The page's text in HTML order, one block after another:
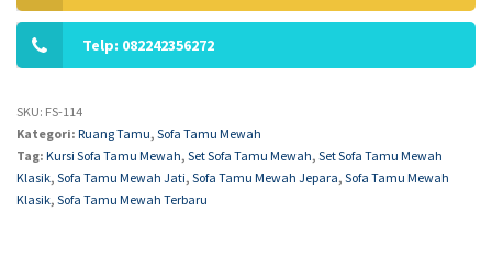
Telp: 082242356272
SKU: FS-114
Kategori: Ruang Tamu, Sofa Tamu Mewah
Tag: Kursi Sofa Tamu Mewah, Set Sofa Tamu Mewah, Set Sofa Tamu Mewah
Klasik, Sofa Tamu Mewah Jati, Sofa Tamu Mewah Jepara, Sofa Tamu Mewah
Klasik, Sofa Tamu Mewah Terbaru